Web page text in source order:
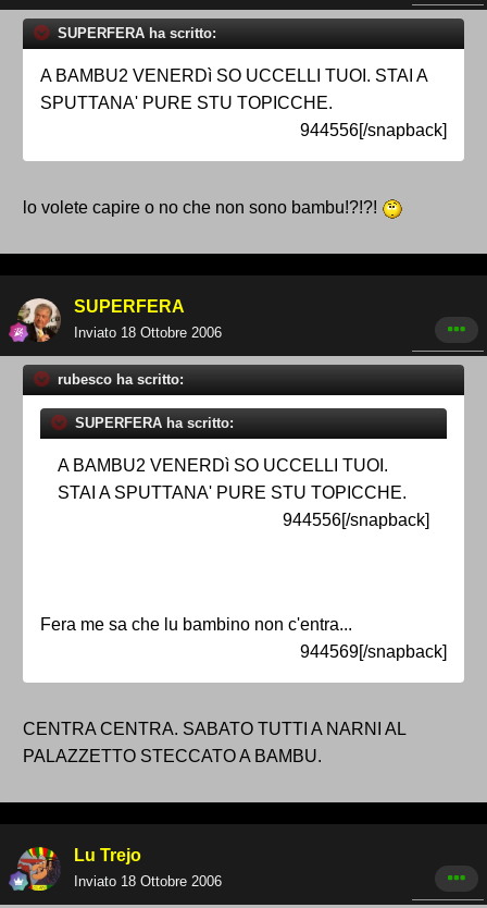
SUPERFERA ha scritto:
A BAMBU2 VENERDì SO UCCELLI TUOI. STAI A
SPUTTANA' PURE STU TOPICCHE.
944556[/snapback]
lo volete capire o no che non sono bambu!?!?!
SUPERFERA
Inviato 18 Ottobre 2006
rubesco ha scritto:
SUPERFERA ha scritto:
A BAMBU2 VENERDì SO UCCELLI TUOI.
STAI A SPUTTANA' PURE STU TOPICCHE.
944556[/snapback]
Fera me sa che lu bambino non c'entra...
944569[/snapback]
CENTRA CENTRA. SABATO TUTTI A NARNI AL
PALAZZETTO STECCATO A BAMBU.
Lu Trejo
Inviato 18 Ottobre 2006